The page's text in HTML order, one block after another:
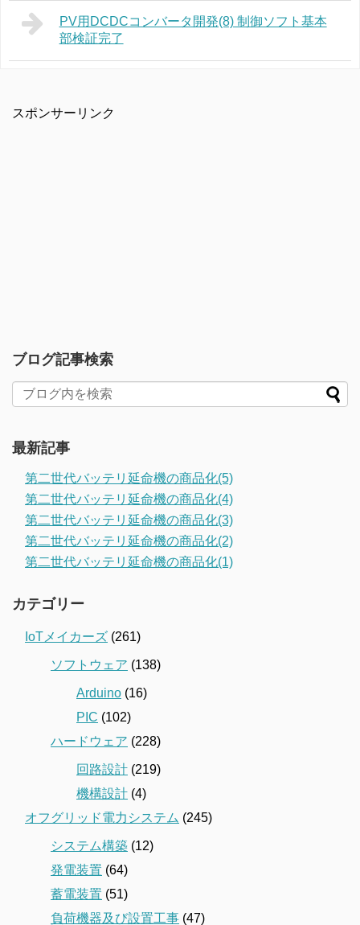
PV用DCDCコンバータ開発(8) 制御ソフト基本
部検証完了
スポンサーリンク
ブログ記事検索
最新記事
第二世代バッテリ延命機の商品化(5)
第二世代バッテリ延命機の商品化(4)
第二世代バッテリ延命機の商品化(3)
第二世代バッテリ延命機の商品化(2)
第二世代バッテリ延命機の商品化(1)
カテゴリー
IoTメイカーズ (261)
ソフトウェア (138)
Arduino (16)
PIC (102)
ハードウェア (228)
回路設計 (219)
機構設計 (4)
オフグリッド電力システム (245)
システム構築 (12)
発電装置 (64)
蓄電装置 (51)
負荷機器及び設置工事 (47)